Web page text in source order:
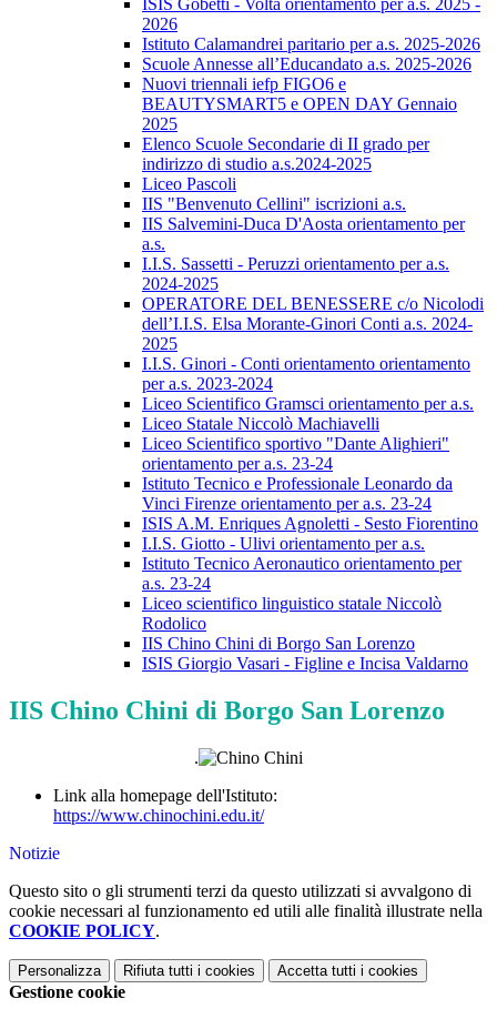
ISIS Gobetti - Volta orientamento per a.s. 2025 -
2026
Istituto Calamandrei paritario per a.s. 2025-2026
Scuole Annesse all’Educandato a.s. 2025-2026
Nuovi triennali iefp FIGO6 e
BEAUTYSMART5 e OPEN DAY Gennaio
2025
Elenco Scuole Secondarie di II grado per
indirizzo di studio a.s.2024-2025
Liceo Pascoli
IIS "Benvenuto Cellini" iscrizioni a.s.
IIS Salvemini-Duca D'Aosta orientamento per
a.s.
I.I.S. Sassetti - Peruzzi orientamento per a.s.
2024-2025
OPERATORE DEL BENESSERE c/o Nicolodi
dell’I.I.S. Elsa Morante-Ginori Conti a.s. 2024-
2025
I.I.S. Ginori - Conti orientamento orientamento
per a.s. 2023-2024
Liceo Scientifico Gramsci orientamento per a.s.
Liceo Statale Niccolò Machiavelli
Liceo Scientifico sportivo "Dante Alighieri"
orientamento per a.s. 23-24
Istituto Tecnico e Professionale Leonardo da
Vinci Firenze orientamento per a.s. 23-24
ISIS A.M. Enriques Agnoletti - Sesto Fiorentino
I.I.S. Giotto - Ulivi orientamento per a.s.
Istituto Tecnico Aeronautico orientamento per
a.s. 23-24
Liceo scientifico linguistico statale Niccolò
Rodolico
IIS Chino Chini di Borgo San Lorenzo
ISIS Giorgio Vasari - Figline e Incisa Valdarno
IIS Chino Chini di Borgo San Lorenzo
.
Link alla homepage dell'Istituto:
https://www.chinochini.edu.it/
Notizie
Questo sito o gli strumenti terzi da questo utilizzati si avvalgono di
cookie necessari al funzionamento ed utili alle finalità illustrate nella
COOKIE POLICY.
Personalizza Rifiuta tutti i cookies Accetta tutti i cookies
Gestione cookie